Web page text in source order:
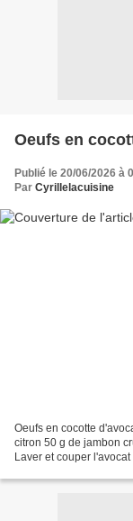
Oeufs en
Publié le 20/06/2026 à
Par Cyrillelacuisine
Oeufs en cocotte
citron 50 g de jambon
Laver et couper